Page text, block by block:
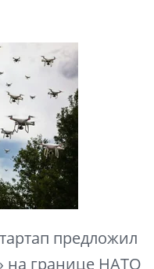
предложил
на границе НАТО